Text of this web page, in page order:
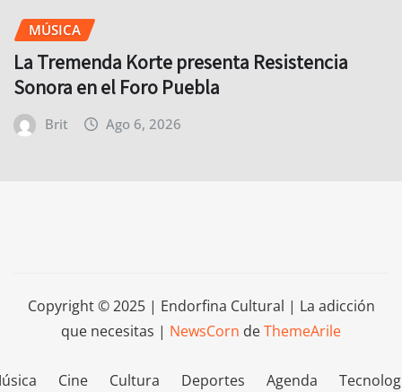
MÚSICA
La Tremenda Korte presenta Resistencia
Sonora en el Foro Puebla
Brit Ago 6, 2026
Copyright © 2025 | Endorfina Cultural | La adicción
que necesitas | NewsCorn deThemeArile
Cine Cultura Deportes Agenda